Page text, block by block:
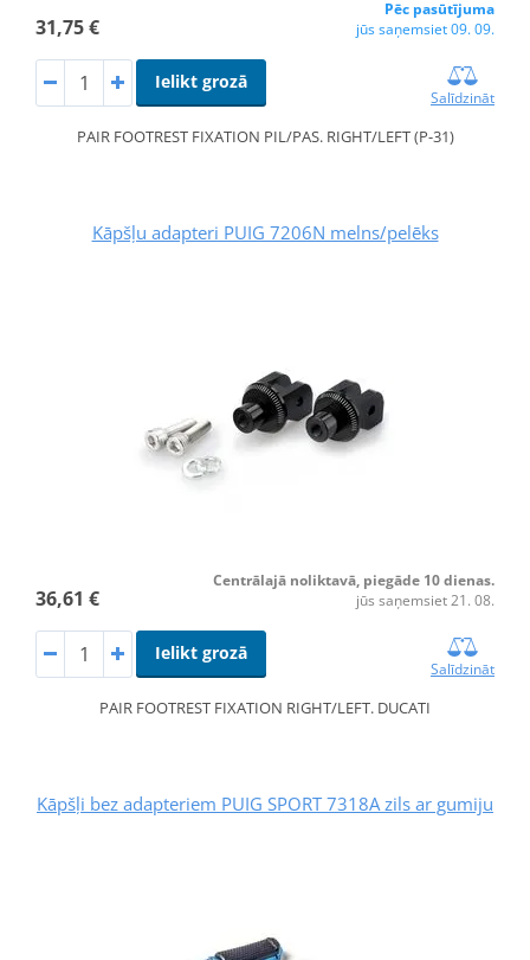
31,75 €
Pēc pasūtījuma
jūs saņemsiet 09. 09.
Ielikt grozā
Salīdzināt
PAIR FOOTREST FIXATION PIL/PAS. RIGHT/LEFT (P-31)
Kāpšļu adapteri PUIG 7206N melns/pelēks
36,61 €
Centrālajā noliktavā, piegāde 10 dienas.
jūs saņemsiet 21. 08.
Ielikt grozā
Salīdzināt
PAIR FOOTREST FIXATION RIGHT/LEFT. DUCATI
Kāpšļi bez adapteriem PUIG SPORT 7318A zils ar gumiju